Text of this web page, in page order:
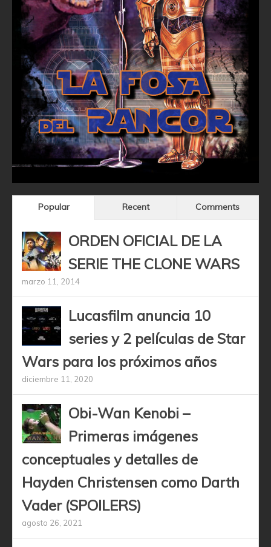
Popular Recent Comments
ORDEN OFICIAL DE LA
SERIE THE CLONE WARS
marzo 11, 2014
Lucasfilm anuncia 10
series y 2 películas de Star
Wars para los próximos años
diciembre 11, 2020
Obi-Wan Kenobi –
Primeras imágenes
conceptuales y detalles de
Hayden Christensen como Darth
Vader (SPOILERS)
agosto 26, 2021